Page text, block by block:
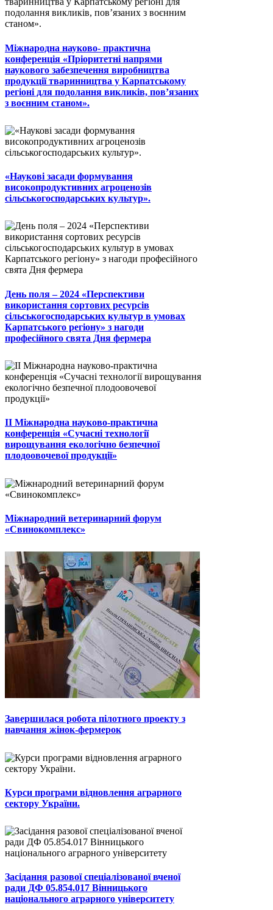
Міжнародна науково- практична
конференція «Пріоритетні напрями
наукового забезпечення виробництва
продукції тваринництва у Карпатському
регіоні для подолання викликів, пов’язаних
з воєнним станом».
«Наукові засади формування
високопродуктивних агроценозів
сільськогосподарських культур».
День поля – 2024 «Перспективи
використання сортових ресурсів
сільськогосподарських культур в умовах
Карпатського регіону» з нагоди
професійного свята Дня фермера
II Міжнародна науково-практична
конференція «Сучасні технології
вирощування екологічно безпечної
плодоовочевої продукції»
Міжнародний ветеринарний форум
«Свинокомплекс»
Завершилася робота пілотного проекту з
навчання жінок-фермерок
Курси програми відновлення аграрного
сектору України.
Засідання разової спеціалізованої вченої
ради ДФ 05.854.017 Вінницького
національного аграрного університету